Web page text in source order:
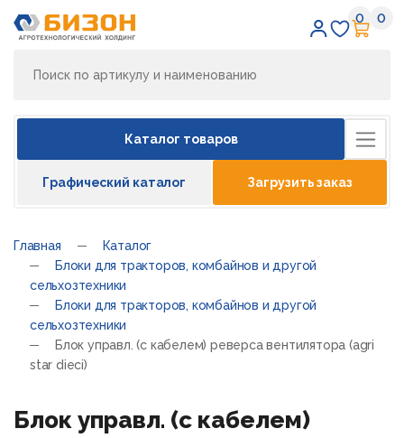
0 0
Каталог товаров
Графический каталог Загрузить заказ
Главная
Каталог
Блоки для тракторов, комбайнов и другой
сельхозтехники
Блоки для тракторов, комбайнов и другой
сельхозтехники
Блок управл. (с кабелем) реверса вентилятора (agri
star dieci)
Блок управл. (с кабелем)